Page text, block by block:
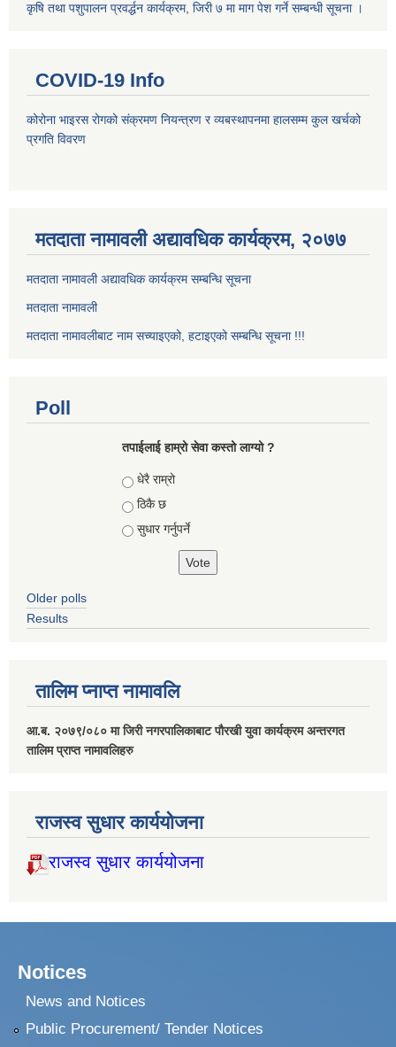
कृषि तथा पशुपालन प्रवर्द्धन कार्यक्रम, जिरी ७ मा माग पेश गर्ने सम्बन्धी सूचना ।
COVID-19 Info
कोरोना भाइरस रोगको संक्रमण नियन्त्रण र व्यबस्थापनमा हालसम्म कुल खर्चको
प्रगति विवरण
मतदाता नामावली अद्यावधिक कार्यक्रम, २०७७
मतदाता नामावली अद्यावधिक कार्यक्रम सम्बन्धि सूचना
मतदाता नामावली
मतदाता नामावलीबाट नाम सच्याइएको, हटाइएको सम्बन्धि सूचना !!!
Poll
तपाईलाई हाम्रो सेवा कस्तो लाग्यो ?
Choices
धेरै राम्रो
ठिकै छ
सुधार गर्नुपर्ने
Older polls
Results
तालिम प्नाप्त नामावलि
आ.ब. २०७९/०८० मा जिरी नगरपालिकाबाट पौरखी युवा कार्यक्रम अन्तरगत
तालिम प्राप्त नामावलिहरु
राजस्व सुधार कार्ययोजना
राजस्व सुधार कार्ययोजना
Notices
News and Notices
Public Procurement/ Tender Notices